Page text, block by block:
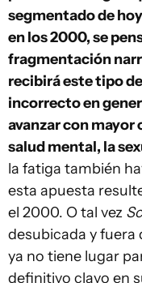
segmentado de
en los 2000, se
fragmentación
recibirá este tipo
incorrecto en
avanzar con mayor
salud mental, la
la fatiga también
esta apuesta
el 2000. O tal vez
desubicada y
ya no tiene lugar
definitivo clavo en